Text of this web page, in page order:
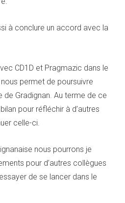
à conclure un accord avec la
CD1D et Pragmazic dans le
permet de poursuivre
de Gradignan. Au terme de ce
pour réfléchir à d’autres
celle-ci.
nous pourrons je
pour d’autres collègues
de se lancer dans le